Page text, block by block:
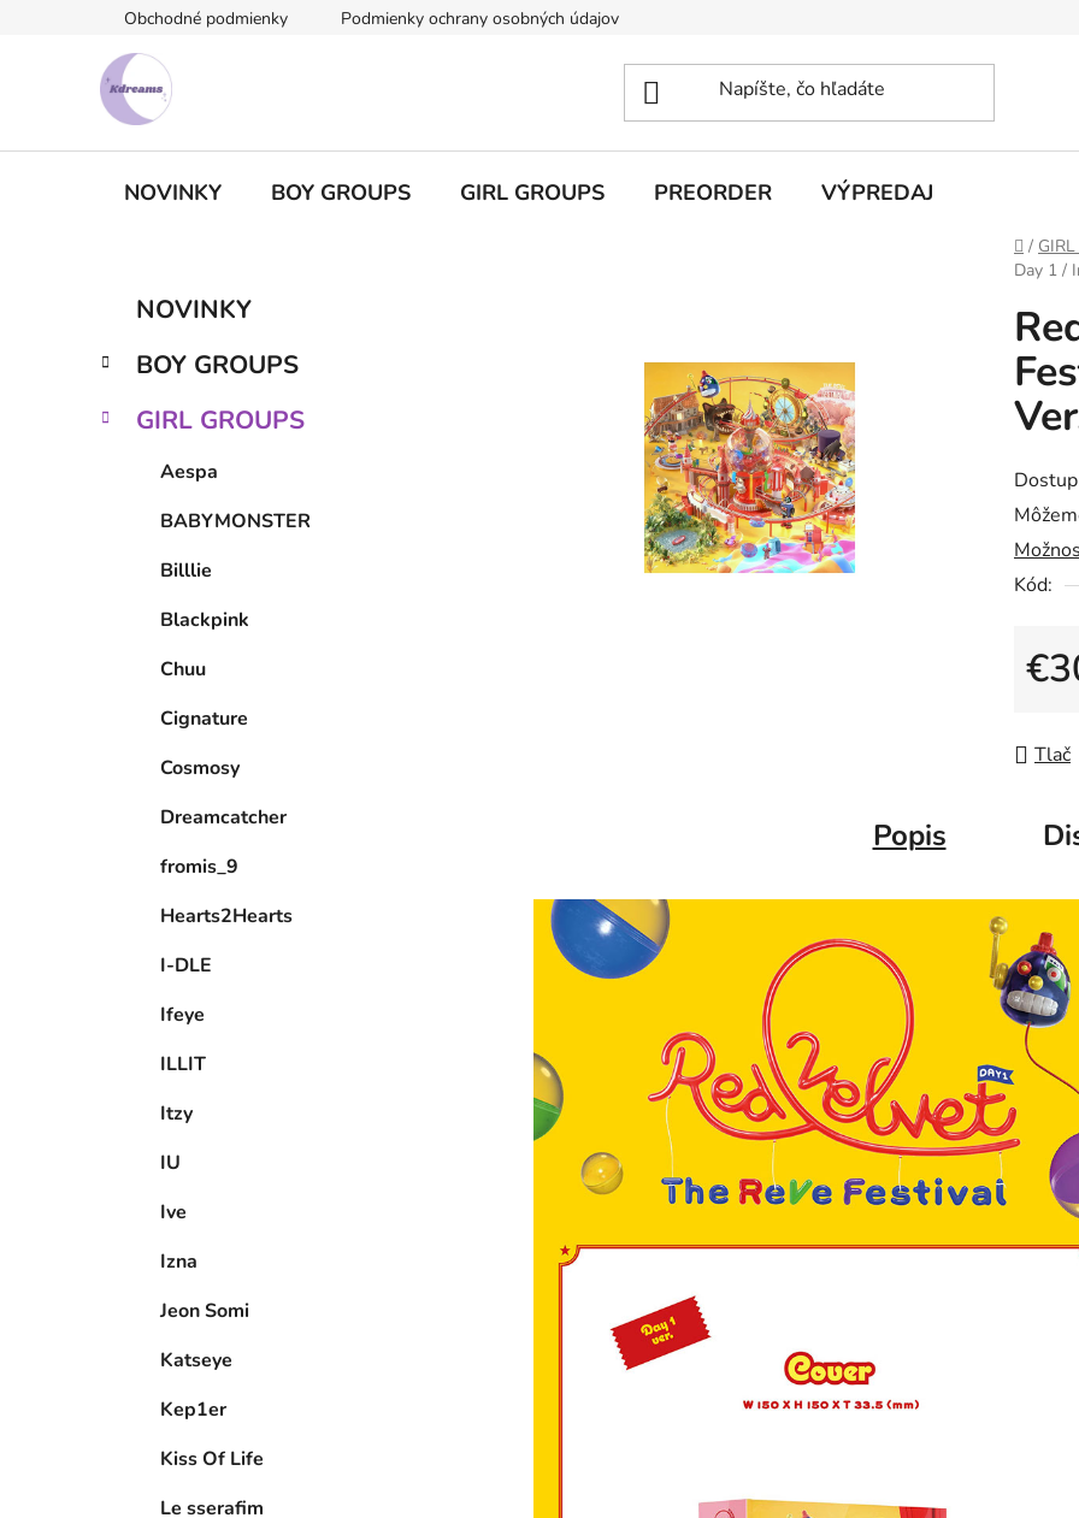
Obchodné podmienky Podmienky ochrany osobných údajov
NOVINKY BOY GROUPS GIRL GROUPS PREORDER VÝPREDAJ
Domov
/
Day 1 /
č
ý
Preskočiť
kategórie
e
ó
NOVINKY
BOY GROUPS
GIRL GROUPS
Aespa
BABYMONSTER
Billlie
Blackpink
Chuu
Cignature
Cosmosy
Dreamcatcher
fromis_9
Hearts2Hearts
I-DLE
Ifeye
ILLIT
Itzy
IU
Ive
Izna
Jeon Somi
Katseye
Kep1er
Kiss Of Life
Le sserafim
Kód:
Tlač
Popis